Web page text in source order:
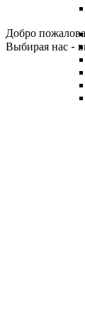
Добро
Выбирая нас -